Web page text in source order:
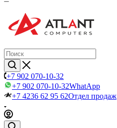
+7 902 070-10-32
+7 902 070-10-32WhatApp
+7 4236 62 95 62Отдел продаж